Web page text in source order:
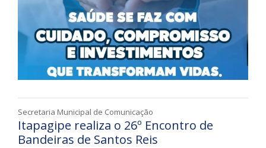
Secretaria Municipal de Comunicação
Itapagipe realiza o 26º Encontro de
Bandeiras de Santos Reis